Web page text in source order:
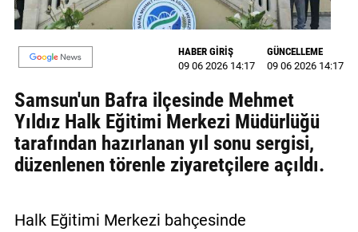
MAGAZİN
GALERİ
VİDEO
YAZARLAR
BİZE
Künye
HABER GİRİŞ
09 06 2026 14:17
GÜNCELLEME
09 06 2026 14:17
Samsun'un Bafra ilçesinde Mehmet
Yıldız Halk Eğitimi Merkezi Müdürlüğü
tarafından hazırlanan yıl sonu sergisi,
düzenlenen törenle ziyaretçilere açıldı.
Halk Eğitimi Merkezi bahçesinde